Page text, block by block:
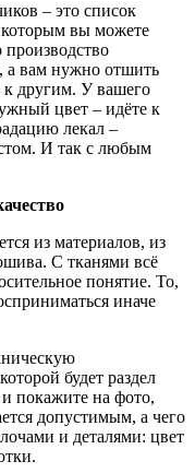
– это список
вы можете
а вам нужно отшить
к другим. У вашего
цвет – идёте к
лекал –
И так с любым
из материалов, из
а. С тканями всё
понятие. То,
иначе
будет раздел
покажите на фото,
допустимым, а чего
и деталями: цвет